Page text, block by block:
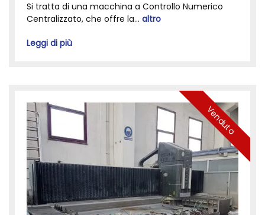
Si tratta di una macchina a Controllo Numerico
Centralizzato, che offre la... altro
Leggi di più
Venduto